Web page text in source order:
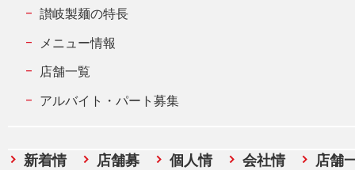
讃岐製麺の特長
メニュー情報
店舗一覧
アルバイト・パート募集
新着情
店舗募
個人情
会社情
店舗